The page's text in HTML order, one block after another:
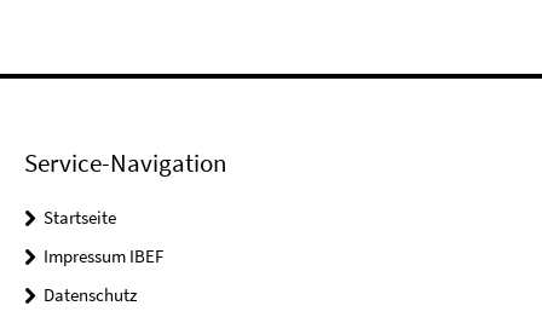
Service-Navigation
Startseite
Impressum IBEF
Datenschutz